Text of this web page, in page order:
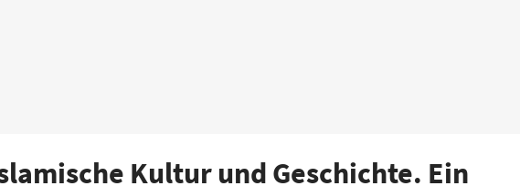
Kultur und Geschichte. Ein